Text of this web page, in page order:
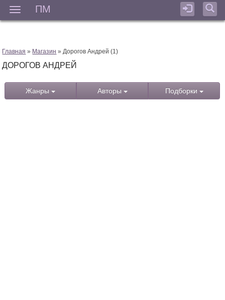
ПМ
Главная » Магазин » Дорогов Андрей (1)
ДОРОГОВ АНДРЕЙ
Жанры Авторы Подборки